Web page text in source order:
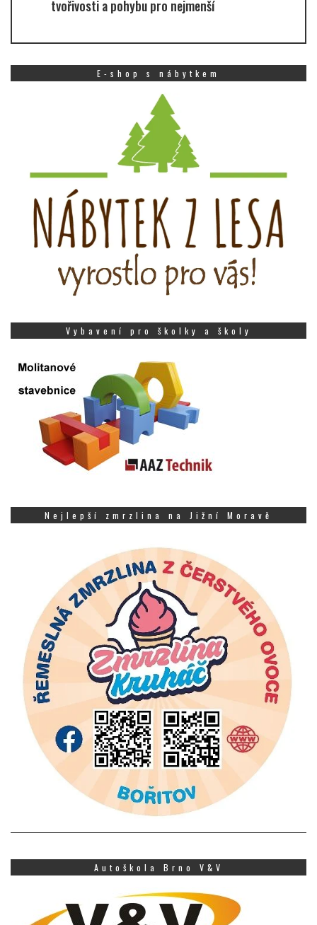
tvořivosti a pohybu pro nejmenší
E-shop s nábytkem
Vybavení pro školky a školy
Nejlepší zmrzlina na Jižní Moravě
Autoškola Brno V&V